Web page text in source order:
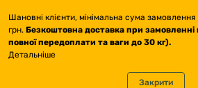
Шановні клієнти, мінімальна сума
грн. Безкоштовна доставка при замовленні
повної передоплати та ваги до 30 кг).
Детальніше
Закрити